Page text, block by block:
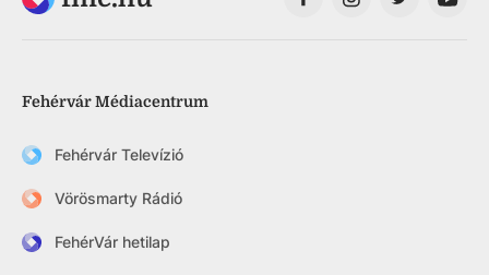
Fehérvár Médiacentrum
Fehérvár Televízió
Vörösmarty Rádió
FehérVár hetilap